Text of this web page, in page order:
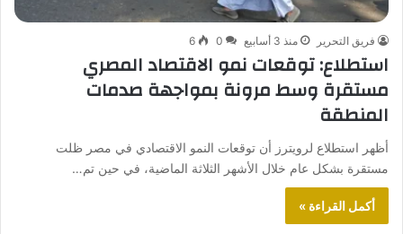
فريق التحرير منذ 3 أسابيع 0
6
استطلاع: توقعات نمو الاقتصاد المصري
مستقرة وسط مرونة بمواجهة صدمات
المنطقة
أظهر استطلاع لرويترز أن توقعات النمو الاقتصادي في مصر ظلت
مستقرة بشكل عام خلال الأشهر الثلاثة الماضية، في حين تم…
أكمل القراءة »